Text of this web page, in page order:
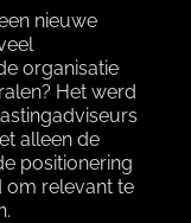
nieuwe
organisatie
Het werd
alleen de
positionering
om relevant te